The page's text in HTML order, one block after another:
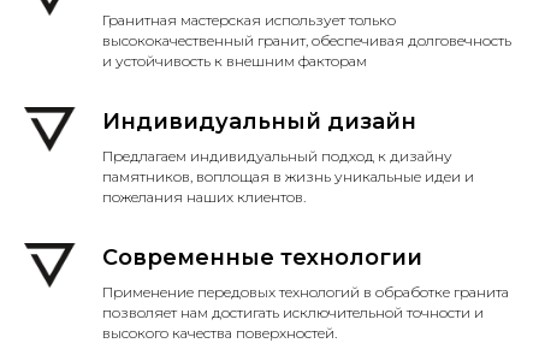
Гранитная мастерская использует только
высококачественный гранит, обеспечивая долговечность
и устойчивость к внешним факторам
Индивидуальный дизайн
Предлагаем индивидуальный подход к дизайну
памятников, воплощая в жизнь уникальные идеи и
пожелания наших клиентов.
Современные технологии
Применение передовых технологий в обработке гранита
позволяет нам достигать исключительной точности и
высокого качества поверхностей.